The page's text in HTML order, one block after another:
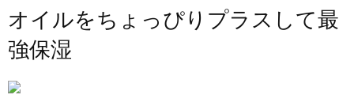
オイルをちょっぴりプラスして最
強保湿